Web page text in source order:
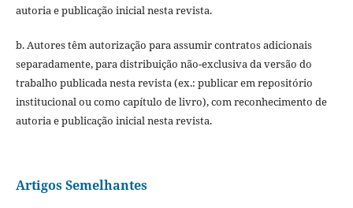
autoria e publicação inicial nesta revista.
b. Autores têm autorização para assumir contratos adicionais
separadamente, para distribuição não-exclusiva da versão do
trabalho publicada nesta revista (ex.: publicar em repositório
institucional ou como capítulo de livro), com reconhecimento de
autoria e publicação inicial nesta revista.
Artigos Semelhantes